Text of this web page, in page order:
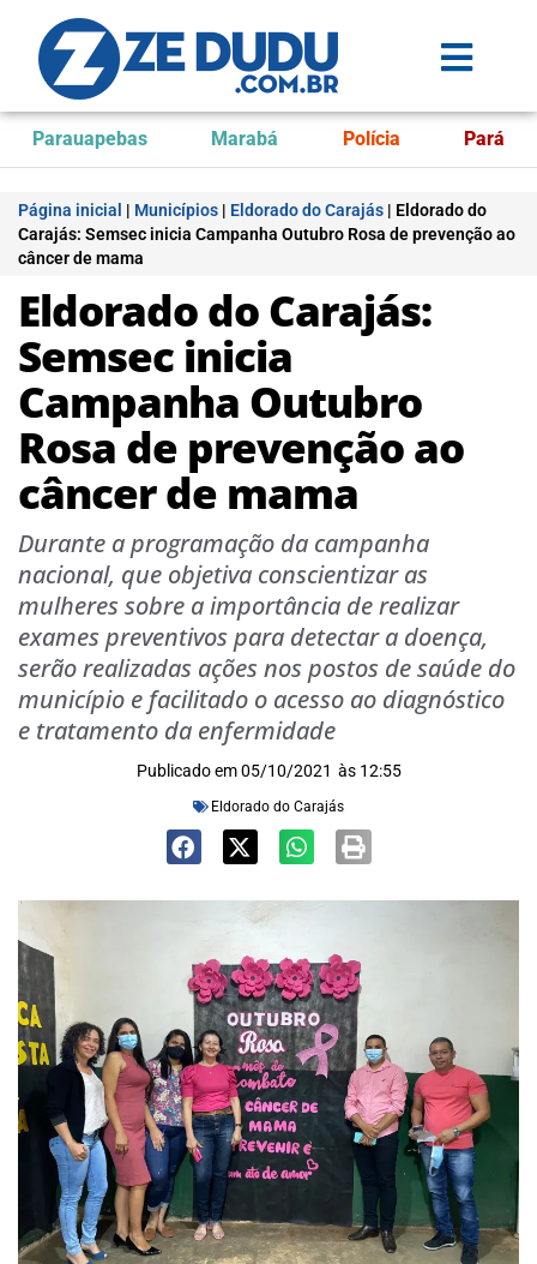
Parauapebas Marabá Polícia Pará
Página inicial | Municípios | Eldorado do Carajás | Eldorado do
Carajás: Semsec inicia Campanha Outubro Rosa de prevenção ao
câncer de mama
Eldorado do Carajás:
Semsec inicia
Campanha Outubro
Rosa de prevenção ao
câncer de mama
Durante a programação da campanha
nacional, que objetiva conscientizar as
mulheres sobre a importância de realizar
exames preventivos para detectar a doença,
serão realizadas ações nos postos de saúde do
município e facilitado o acesso ao diagnóstico
e tratamento da enfermidade
Publicado em 05/10/2021 às 12:55
Eldorado do Carajás